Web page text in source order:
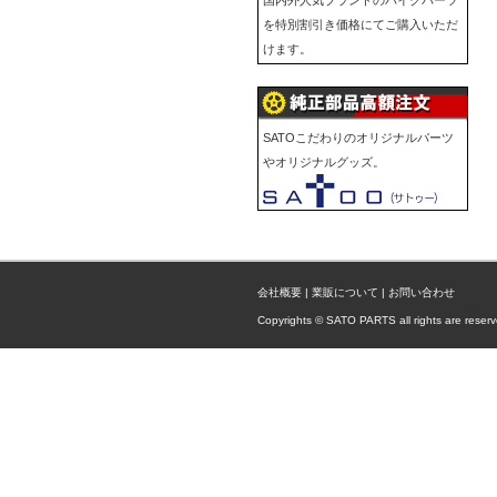
を特別割引き価格にてご購入いただ
けます。
SATOこだわりのオリジナルパーツ
やオリジナルグッズ。
会社概要 | 業販について | お問い合わせ
Copyrights © SATO PARTS all rights are